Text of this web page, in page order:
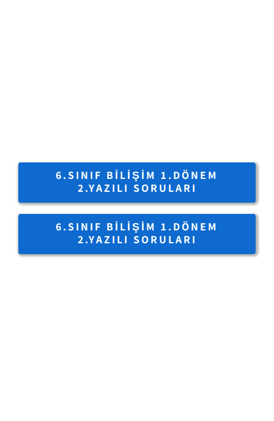
6.SINIF BILIŞIM 1.DÖNEM
2.YAZILI SORULARI
6.SINIF BILIŞIM 1.DÖNEM
2.YAZILI SORULARI